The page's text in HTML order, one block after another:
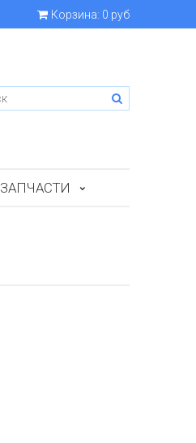
Корзина: 0 руб
ЗАПЧАСТИ